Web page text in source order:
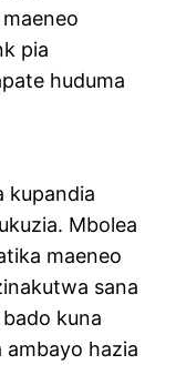
pia
huduma
kupandia
Mbolea
maeneo
sana
kuna
ambayo hazia